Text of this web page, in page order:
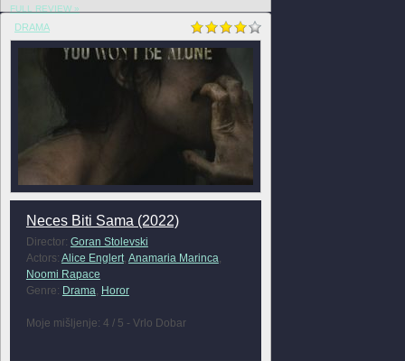
FULL REVIEW »
DRAMA
Neces Biti Sama (2022)
Director: Goran Stolevski
Actors: Alice Englert, Anamaria Marinca
Noomi Rapace
Genre: Drama Horor
Moje mišljenje: 4 / 5 - Vrlo Dobar